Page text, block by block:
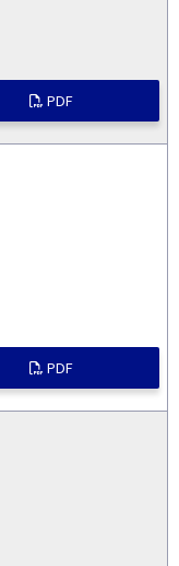
PDF
PDF